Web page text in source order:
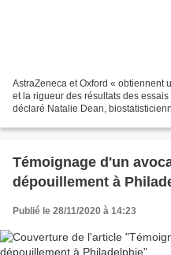
AstraZeneca et Oxford « obtiennent
et la rigueur des résultats des
déclaré Natalie Dean,
Témoignage d'un
dépouillement à
Publié le 28/11/2020 à 14:23